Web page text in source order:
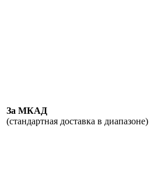
За МКАД
(стандартная доставка в диапазоне)